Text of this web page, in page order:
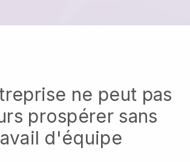
ne peut pas
prospérer sans
d'équipe